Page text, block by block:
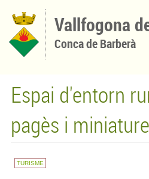
Vallfogona
Conca de Barberà
Espai d'entorn
pagès i
TURISME